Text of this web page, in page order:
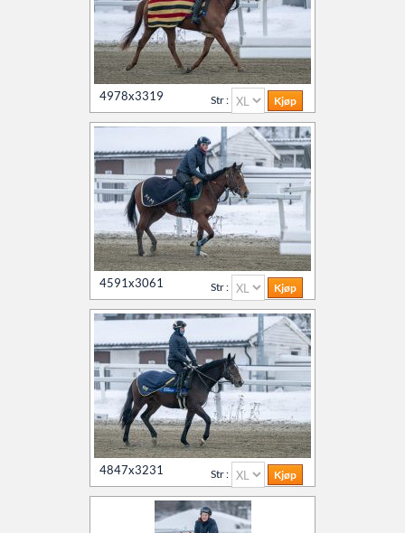
4978x3319 Str :
4591x3061 Str :
4847x3231 Str :